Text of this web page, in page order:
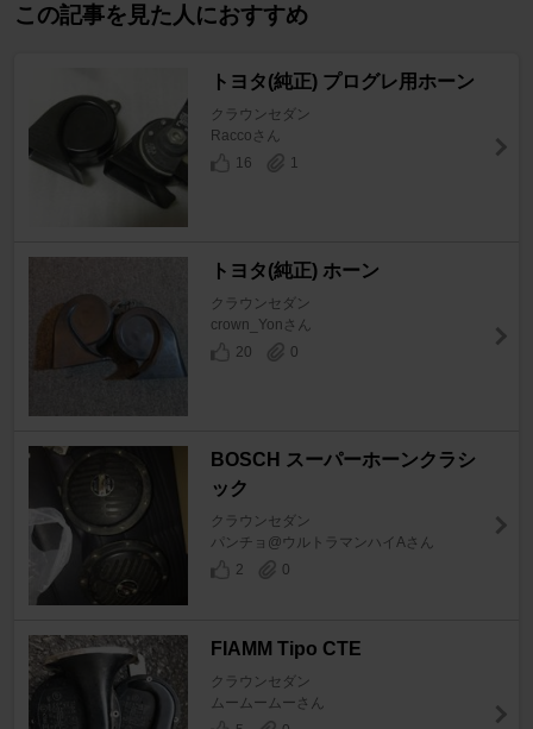
この記事を見た人におすすめ
トヨタ(純正) プログレ用ホーン
クラウンセダン
Raccoさん
16
1
トヨタ(純正) ホーン
クラウンセダン
crown_Yonさん
20
0
BOSCH スーパーホーンクラシ
ック
クラウンセダン
パンチョ@ウルトラマンハイAさん
2
0
FIAMM Tipo CTE
クラウンセダン
ムームームーさん